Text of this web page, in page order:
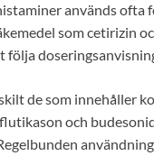
används ofta
som cetirizin
följa
de som innehåller
och